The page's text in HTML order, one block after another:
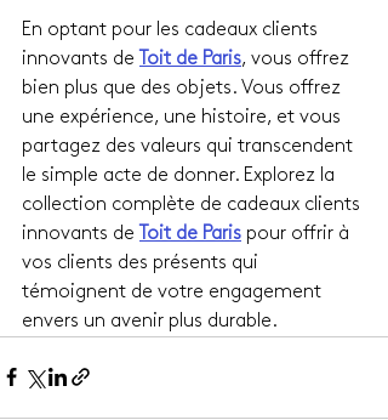
En optant pour les cadeaux clients
innovants de
Toit de Paris, vous offrez
bien plus que des objets. Vous offrez
une expérience, une histoire, et vous
partagez des valeurs qui transcendent
le simple acte de donner. Explorez la
collection complète de cadeaux clients
innovants de
Toit de Paris pour offrir à
vos clients des présents qui
témoignent de votre engagement
envers un avenir plus durable.